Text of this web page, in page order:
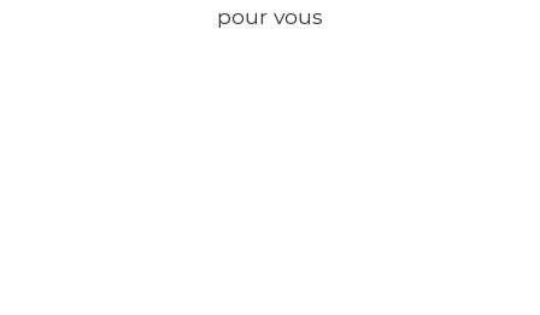
pour vous